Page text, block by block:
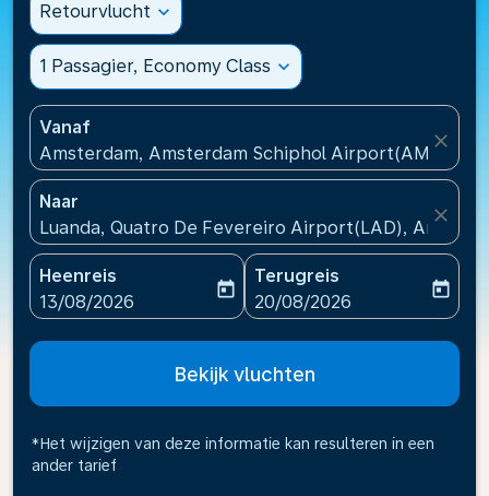
Retourvlucht expand_more
1 Passagier, Economy Class expand_more
Vanaf
Amsterdam, Amsterdam Schiphol Airport(AMS),
close
Naar
Luanda, Quatro De Fevereiro Airport(LAD), Angola
close
Heenreis
fc-booking-departure-date-aria-label
13/08/2026
today
Terugreis
fc-booking-return-date-
20/08/2026
today
Bekijk vluchten
*Het wijzigen van deze informatie kan resulteren in een
ander tarief